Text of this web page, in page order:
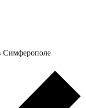
Симферополе